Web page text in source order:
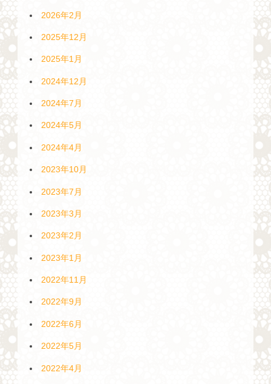
2026年2月
2025年12月
2025年1月
2024年12月
2024年7月
2024年5月
2024年4月
2023年10月
2023年7月
2023年3月
2023年2月
2023年1月
2022年11月
2022年9月
2022年6月
2022年5月
2022年4月